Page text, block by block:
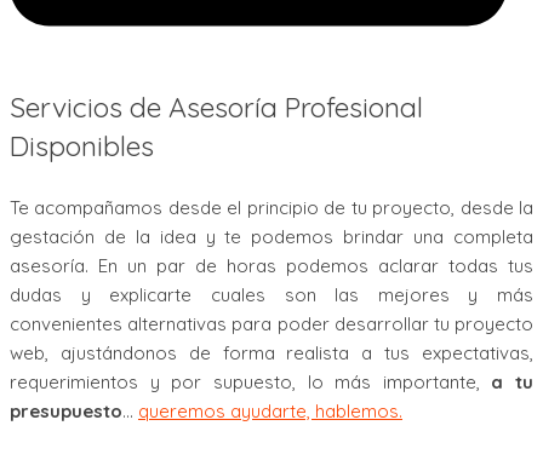
Servicios de Asesoría Profesional
Disponibles
Te acompañamos desde el principio de tu proyecto, desde la
gestación de la idea y te podemos brindar una completa
asesoría. En un par de horas podemos aclarar todas tus
dudas y explicarte cuales son las mejores y más
convenientes alternativas para poder desarrollar tu proyecto
web, ajustándonos de forma realista a tus expectativas,
requerimientos y por supuesto, lo más importante, a tu
presupuesto… queremos ayudarte, hablemos.